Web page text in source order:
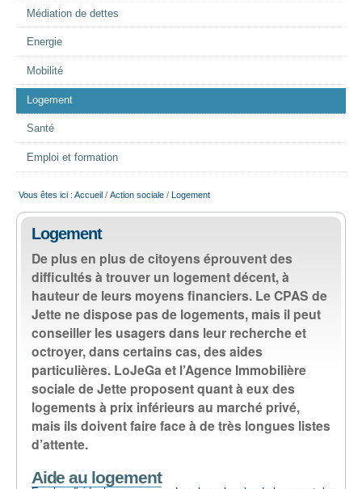
ACTION SOCIALE
EMPLOI
AIDE ALIMENTAIRE
SENIORS
CULTURE ET JEUNESSE
Médiation de dettes
Energie
Mobilité
Logement
Santé
Emploi et formation
Vous êtes ici : Accueil / Action sociale / Logement
Logement
De plus en plus de citoyens éprouvent des
difficultés à trouver un logement décent, à
hauteur de leurs moyens financiers. Le CPAS de
Jette ne dispose pas de logements, mais il peut
conseiller les usagers dans leur recherche et
octroyer, dans certains cas, des aides
particulières. LoJeGa et l’Agence Immobilière
sociale de Jette proposent quant à eux des
logements à prix inférieurs au marché privé,
mais ils doivent faire face à de très longues listes
d’attente.
Aide au logement